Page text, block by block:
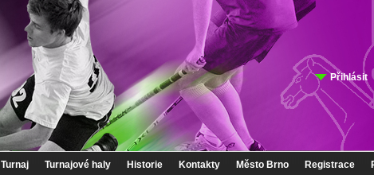
Přihlásit
Turnaj Turnajové haly Historie Kontakty Město Brno Registrace